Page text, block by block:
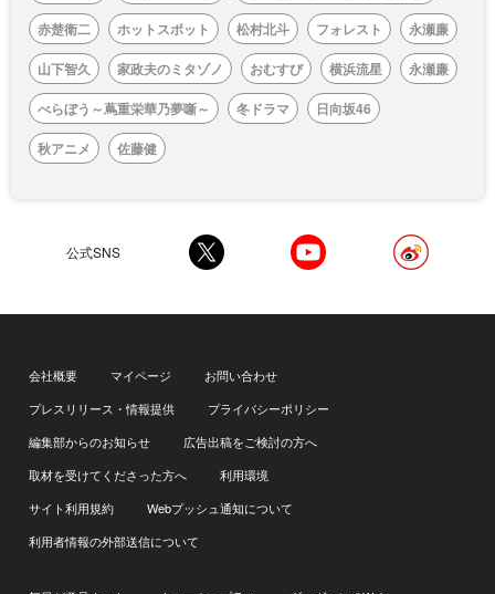
赤楚衛二
ホットスポット 松村北斗 フォレスト
永瀬廉
山下智久
家政夫のミタゾノ おむすび 横浜流星
永瀬廉
べらぼう～蔦重栄華乃夢噺～
冬ドラマ
日向坂46
秋アニメ
佐藤健
公式SNS
会社概要 マイページ
お問い合わせ
プレスリリース・情報提供
プライバシーポリシー
編集部からのお知らせ
広告出稿をご検討の方へ
取材を受けてくださった方へ
利用環境
サイト利用規約
Webプッシュ通知について
利用者情報の外部送信について